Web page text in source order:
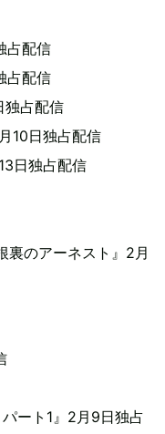
占配信
占配信
独占配信
10日独占配信
日独占配信
裏のアーネスト』2月
ート1』2月9日独占